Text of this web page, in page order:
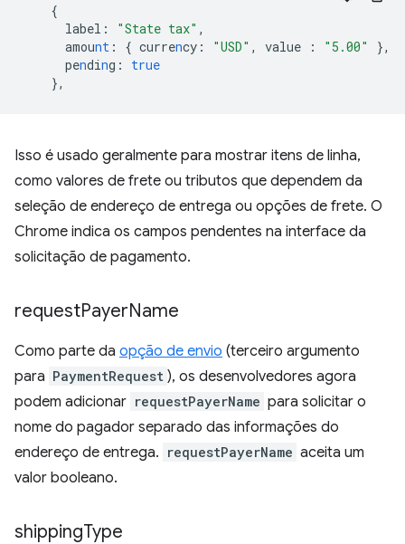
{
label : "State tax" ,
amount : { currency : "USD" , value : "5.00"
},
pending :
true
},
Isso é usado geralmente para mostrar itens de linha,
como valores de frete ou tributos que dependem da
seleção de endereço de entrega ou opções de frete. O
Chrome indica os campos pendentes na interface da
solicitação de pagamento.
requestPayerName
Como parte da opção de envio (terceiro argumento
para PaymentRequest ), os desenvolvedores agora
podem adicionar requestPayerName para solicitar o
nome do pagador separado das informações do
endereço de entrega. requestPayerName aceita um
valor booleano.
shippingType